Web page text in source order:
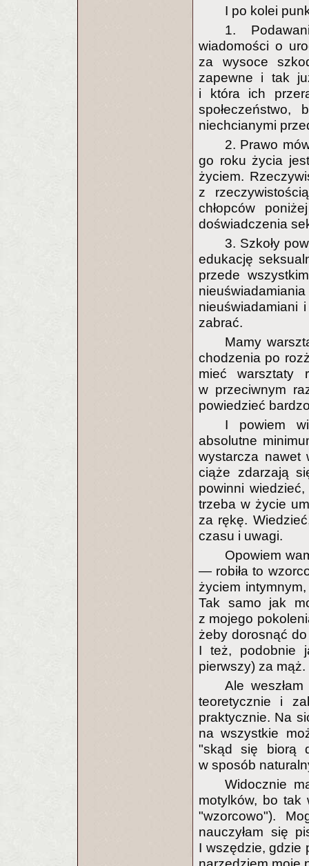
I po kolei
1.
wiadomości o
za wysoce
zapewne i tak
i która ich
niechcianymi
2. Prawo
go roku życia
życiem.
z
chłopców
doświadczenia
3. Szkoły
edukację
przede
zabrać.
Mamy
chodzenia po
mieć warsztaty
w przeciwnym
powiedzieć
I powiem
absolutne
wystarcza nawet
ciąże zdarzają
powinni
trzeba w życie
za rękę.
czasu i uwagi.
Opowiem
— robiła to
życiem
Tak samo jak
z mojego
żeby dorosnąć do
I też, podobnie
pierwszy) za mąż.
Ale
teoretycznie i
praktycznie. Na
na wszystkie
"skąd się biorą
w sposób
Widocznie
motylków, bo tak
"wzorcowo").
nauczyłam się
I wszędzie, gdzie